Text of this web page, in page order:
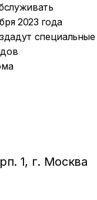
2023 года
специальные
1, г. Москва